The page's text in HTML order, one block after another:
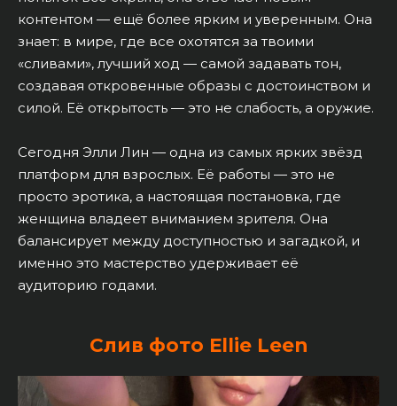
контентом — ещё более ярким и уверенным. Она
знает: в мире, где все охотятся за твоими
«сливами», лучший ход — самой задавать тон,
создавая откровенные образы с достоинством и
силой. Её открытость — это не слабость, а оружие.
Сегодня Элли Лин — одна из самых ярких звёзд
платформ для взрослых. Её работы — это не
просто эротика, а настоящая постановка, где
женщина владеет вниманием зрителя. Она
балансирует между доступностью и загадкой, и
именно это мастерство удерживает её
аудиторию годами.
Слив фото Ellie Leen